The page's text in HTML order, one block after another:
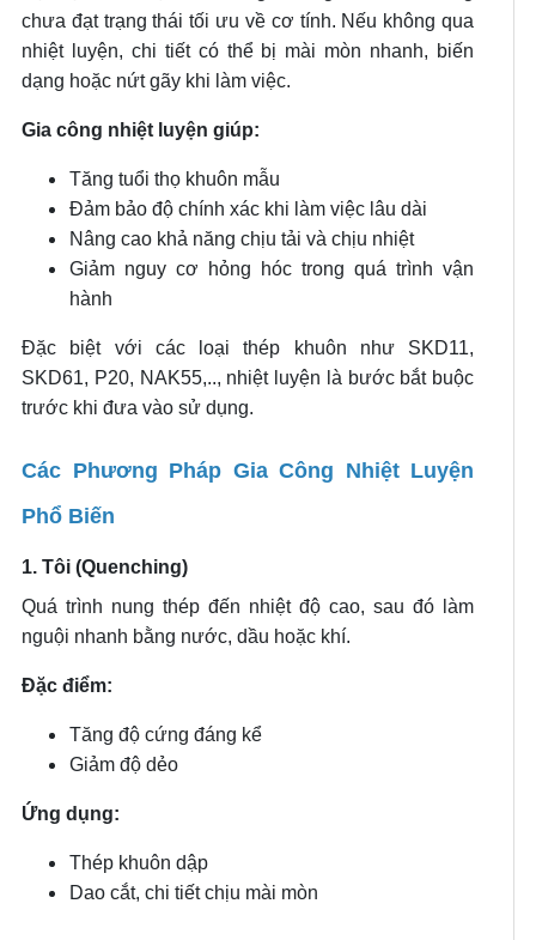
chưa đạt trạng thái tối ưu về cơ tính. Nếu không qua
nhiệt luyện, chi tiết có thể bị mài mòn nhanh, biến
dạng hoặc nứt gãy khi làm việc.
Gia công nhiệt luyện giúp:
Tăng tuổi thọ khuôn mẫu
Đảm bảo độ chính xác khi làm việc lâu dài
Nâng cao khả năng chịu tải và chịu nhiệt
Giảm nguy cơ hỏng hóc trong quá trình vận
hành
Đặc biệt với các loại thép khuôn như SKD11,
SKD61, P20, NAK55,.., nhiệt luyện là bước bắt buộc
trước khi đưa vào sử dụng.
Các Phương Pháp Gia Công Nhiệt Luyện
Phổ Biến
1. Tôi (Quenching)
Quá trình nung thép đến nhiệt độ cao, sau đó làm
nguội nhanh bằng nước, dầu hoặc khí.
Đặc điểm:
Tăng độ cứng đáng kể
Giảm độ dẻo
Ứng dụng:
Thép khuôn dập
Dao cắt, chi tiết chịu mài mòn